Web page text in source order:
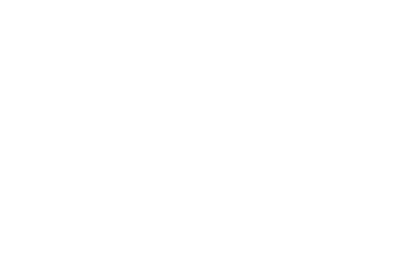
не можеме да
приказ на
информации,
(10-15ч)